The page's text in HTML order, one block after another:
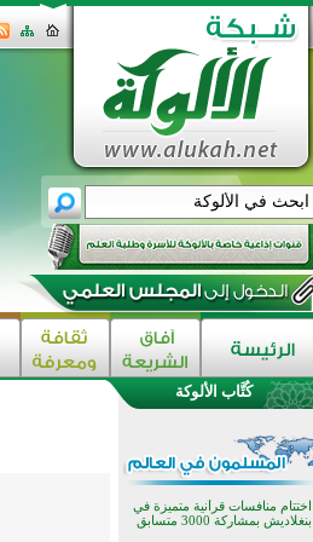
كُتَّاب الألوكة
اختتام الدورة التاسعة لمسابقة حفظ
تيسليتش تختتم برنامجا تعليميا لتعزيز
القيم وبناء الشخصية للشباب
المسلمين
اختتام منافسات قرآنية متميزة في
بنغلاديش بمشاركة 3000 متسابق